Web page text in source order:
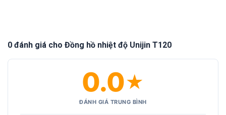
0 đánh giá cho Đồng hồ nhiệt độ Unijin T120
0.0★
ĐÁNH GIÁ TRUNG BÌNH